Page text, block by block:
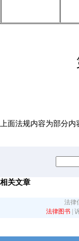
上面法规内容为部分
相关文章
法律
法律图书